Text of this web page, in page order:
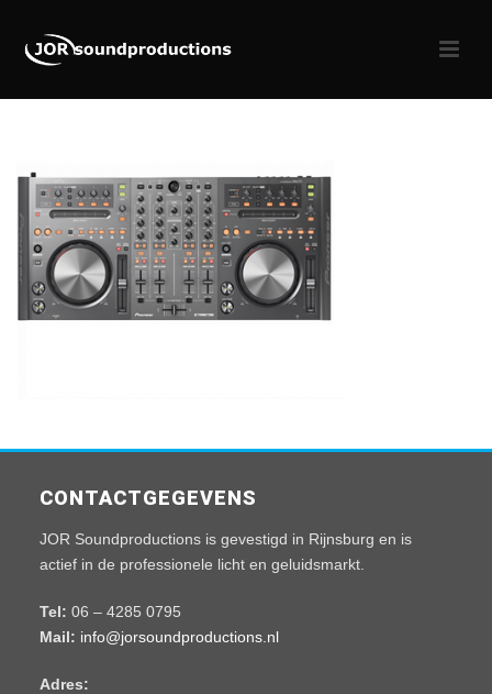
CONTACTGEGEVENS
JOR Soundproductions is gevestigd in Rijnsburg en is
actief in de professionele licht en geluidsmarkt.
Tel: 06 – 4285 0795
Mail: info@jorsoundproductions.nl
Adres: